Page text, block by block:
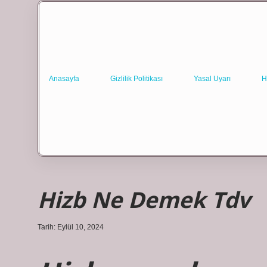
Anasayfa Gizlilik Politikası Yasal Uyarı
Hizb Ne Demek Tdv
Tarih: Eylül 10, 2024